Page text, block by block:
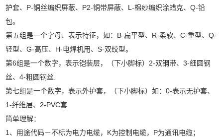
护套、P-铜丝编织屏蔽、P2-铜带屏蔽、L-棉纱编织涂蜡克、Q-铅
包。
第五组是一个字母、表示特征，如：B-扁平型、R-柔软、C-重型、Q-
轻型、G-高压、H-电焊机用、S-双绞型。
第6组是一个数字，表示铠装层，（下小脚标）2-双钢带、3-细圆钢
丝、4-粗圆钢丝.
第七组是一个数字，表示外护套，（下小脚标）如：0-表示无护套、
1-纤维层、2-PVC套
简单理解：
1、用途代码－不标为电力电缆，K为控制电缆，P为通讯电缆；